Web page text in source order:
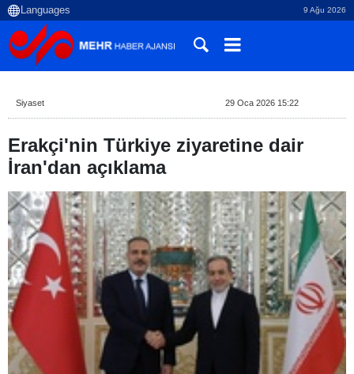
9 Ağu 2026
Siyaset 29 Oca 2026 15:22
Erakçi'nin Türkiye ziyaretine dair
İran'dan açıklama